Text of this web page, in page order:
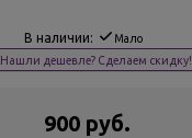
В наличии: Мало
Нашли дешевле? Сделаем скидку!
900 руб.